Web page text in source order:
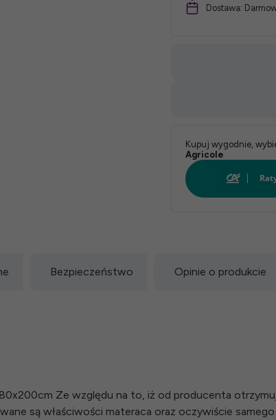
Dostawa:
Kupuj wygodnie,
Agricole
Bezpieczeństwo Opinie o produkcie
Ze względu na to, iż od producenta
są właściwości materaca oraz oczywiście